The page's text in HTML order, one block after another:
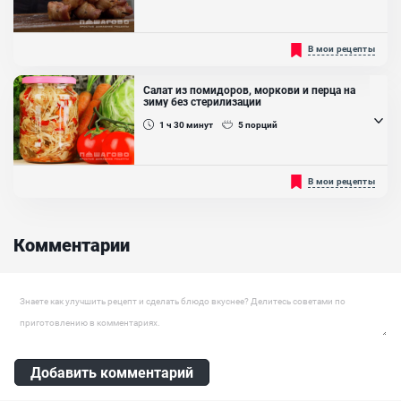
Нежнейшее блюдо на основе морских гребешков и бекона
позволит вам почувствовать себя на пляже и окунуться в
морской бриз! Японцы предпочитают употреблять гребешок в
сыром виде, предварительно замариновав его. Жареные
гребешки на гриле вызывают ещё больший интерес у любителей
морепродуктов. Одно дело готовить их в домашних условиях на
сковороде или запекать...
Ингредиенты:
Гребешок, Бекон, Соус терияки, Специи
В мои рецепты
Салат из помидоров, моркови и перца на
зиму без стерилизации
1 ч 30минут 5порций
Советуем к вашему приготовлению салат из помидоров, моркови
и болгарского перца на зиму без стерилизации. Приготовить его
просто готовится в домашних условиях. Для её приготовления...
перец, Помидоры, Сахар, Уксус столовый 9%, Масло растительное
В мои рецепты
Комментарии
Оставить комментарий
Добавить комментарий